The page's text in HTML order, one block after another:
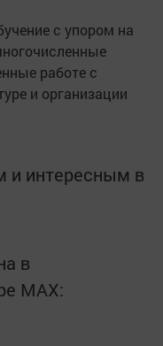
с упором на
работе с
и организации
интересным в
в
MАХ: